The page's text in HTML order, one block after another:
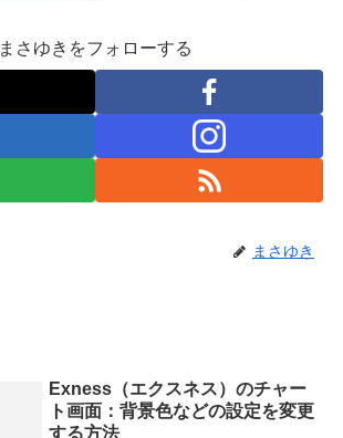
まさゆきをフォローする
まさゆき
Exness（エクスネス）のチャー
ト画面：背景色などの設定を変更
する方法